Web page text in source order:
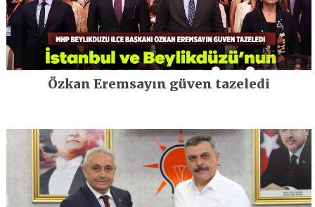
Özkan Eremsayın güven tazeledi